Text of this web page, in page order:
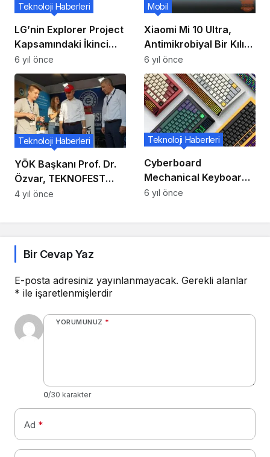
LG’nin Explorer Project
Kapsamındaki İkinci
Telefonun Ekranı
‘Uzayabilecek’!
Teknoloji Haberleri
6 yıl önce
Xiaomi Mi 10 Ultra,
Antimikrobiyal Bir Kılıf
Ve Ekran Koruyucu İle
Birlikte Gönderilecek!
Mobil
6 yıl önce
YÖK Başkanı Prof. Dr.
Özvar, TEKNOFEST
Karadeniz’de EÜ
Teknoloji Haberleri
4 yıl önce
Cyberboard
Mechanical Keyboard,
Eski Meizu VP Li Nan’ın
Teknoloji Haberleri
6 yıl önce
Bir Cevap Yaz
E-posta adresiniz yayınlanmayacak. Gerekli alanlar
* ile işaretlenmişlerdir
YORUMUNUZ *
0/30 karakter
Ad *